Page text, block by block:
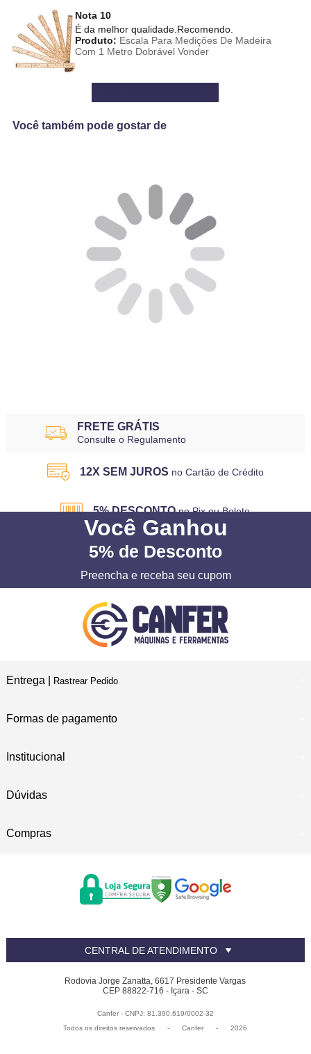
Nota 10
É da melhor qualidade.Recomendo.
Produto: Escala Para Medições De Madeira
Com 1 Metro Dobrável Vonder
Você também pode gostar de
FRETE GRÁTIS
Consulte o Regulamento
12X SEM JUROS no Cartão de Crédito
5% DESCONTO no Pix ou Boleto
Você Ganhou
5% de Desconto
Preencha e receba seu cupom
Entrega | Rastrear Pedido
Formas de pagamento
Institucional
Dúvidas
Compras
CENTRAL DE ATENDIMENTO
Rodovia Jorge Zanatta, 6617 Presidente Vargas
CEP 88822-716 - Içara - SC
Canfer - CNPJ: 81.390.619/0002-32
Todos os direitos reservados
- Canfer - 2026